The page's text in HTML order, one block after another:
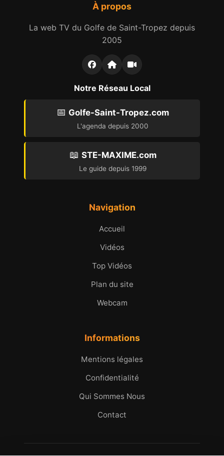
À propos
La web TV du Golfe de Saint-Tropez depuis
2005
Notre Réseau Local
📅 Golfe-Saint-Tropez.com
L'agenda depuis 2000
📖 STE-MAXIME.com
Le guide depuis 1999
Navigation
Accueil
Vidéos
Top Vidéos
Plan du site
Webcam
Informations
Mentions légales
Confidentialité
Qui Sommes Nous
Contact